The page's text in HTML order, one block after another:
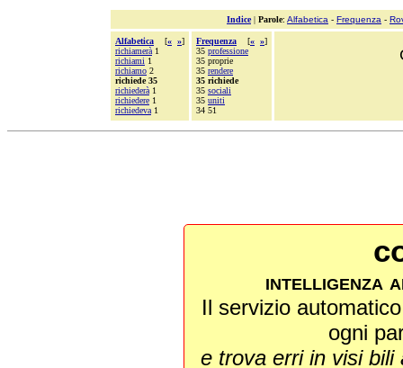
Indice| Parole: Alfabetica - Frequenza -
Alfabetica [« »]
richiamerà 1
richiami 1
richiamo 2
richiede 35
richiederà 1
richiedere 1
richiedeva 1
Frequenza [« »]
35 professione
35 proprie
35 rendere
35 richiede
35 sociali
35 uniti
34 51
intelligenza
Il servizio
ogni
e trova erri in visi